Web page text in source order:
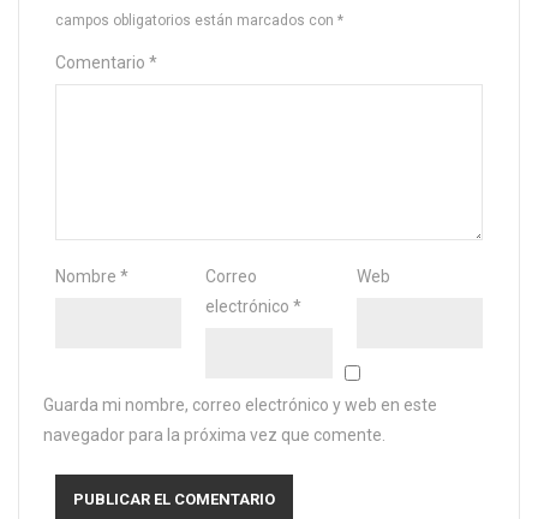
campos obligatorios están marcados con *
Comentario *
Nombre *
Correo
electrónico*
Web
Guarda mi nombre, correo electrónico y web en este
navegador para la próxima vez que comente.